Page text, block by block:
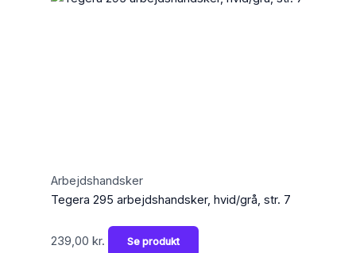
Arbejdshandsker
Tegera 295 arbejdshandsker, hvid/grå, str. 7
239,00 kr. Se produkt